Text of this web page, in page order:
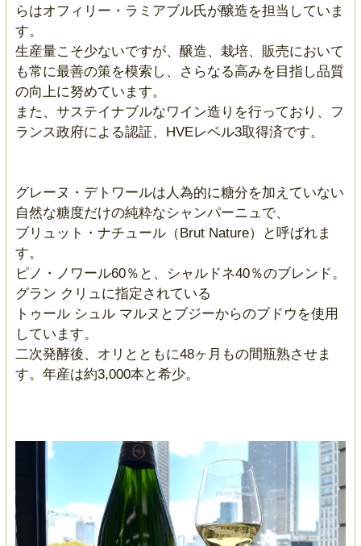
らはオフィリー・ラミアブル氏が醸造を担当していま
す。
生産量こそ少ないですが、醸造、栽培、販売において
も常に最善の策を模索し、さらなる高みを目指し品質
の向上に努めています。
また、サステイナブルなワイン造りを行っており、フ
ランス政府による認証、HVEレベル3取得済です。
グレーヌ・デトワールは人為的に糖分を加えていない
自然な糖度だけの純粋なシャンパーニュで、
ブリュット・ナチュール（Brut Nature）と呼ばれま
す。
ピノ・ノワール60％と、シャルドネ40％のブレンド。
グラン クリュに指定されている
トゥール シュル マルヌとブジーからのブドウを使用
しています。
二次発酵後、オリとともに48ヶ月もの間瓶熟させま
す。年産は約3,000本と希少。